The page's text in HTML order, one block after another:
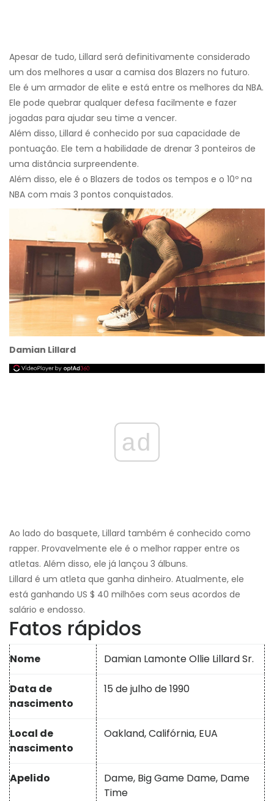
Apesar de tudo, Lillard será definitivamente considerado
um dos melhores a usar a camisa dos Blazers no futuro.
Ele é um armador de elite e está entre os melhores da NBA.
Ele pode quebrar qualquer defesa facilmente e fazer
jogadas para ajudar seu time a vencer.
Além disso, Lillard é conhecido por sua capacidade de
pontuação. Ele tem a habilidade de drenar 3 ponteiros de
uma distância surpreendente.
Além disso, ele é o Blazers de todos os tempos e o 10º na
NBA com mais 3 pontos conquistados.
Damian Lillard
ad
Ao lado do basquete, Lillard também é conhecido como
rapper. Provavelmente ele é o melhor rapper entre os
atletas. Além disso, ele já lançou 3 álbuns.
Lillard é um atleta que ganha dinheiro. Atualmente, ele
está ganhando US $ 40 milhões com seus acordos de
salário e endosso.
Fatos rápidos
Nome Damian Lamonte Ollie Lillard Sr.
Data de
nascimento
15 de julho de 1990
Local de
nascimento
Oakland, Califórnia, EUA
Apelido
Dame, Big Game Dame, Dame
Time